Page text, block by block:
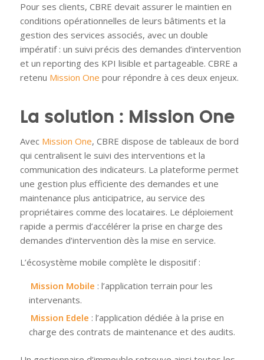
Pour ses clients, CBRE devait assurer le maintien en
conditions opérationnelles de leurs bâtiments et la
gestion des services associés, avec un double
impératif : un suivi précis des demandes d’intervention
et un reporting des KPI lisible et partageable. CBRE a
retenu Mission One pour répondre à ces deux enjeux.
La solution : Mission One
Avec Mission One, CBRE dispose de tableaux de bord
qui centralisent le suivi des interventions et la
communication des indicateurs. La plateforme permet
une gestion plus efficiente des demandes et une
maintenance plus anticipatrice, au service des
propriétaires comme des locataires. Le déploiement
rapide a permis d’accélérer la prise en charge des
demandes d’intervention dès la mise en service.
L’écosystème mobile complète le dispositif :
Mission Mobile : l’application terrain pour les
intervenants.
Mission Edele : l’application dédiée à la prise en
charge des contrats de maintenance et des audits.